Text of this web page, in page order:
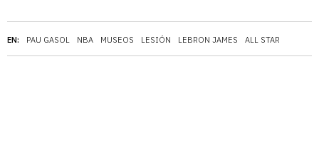
EN: PAU GASOL NBA MUSEOS LESIÓN LEBRON JAMES ALL STAR